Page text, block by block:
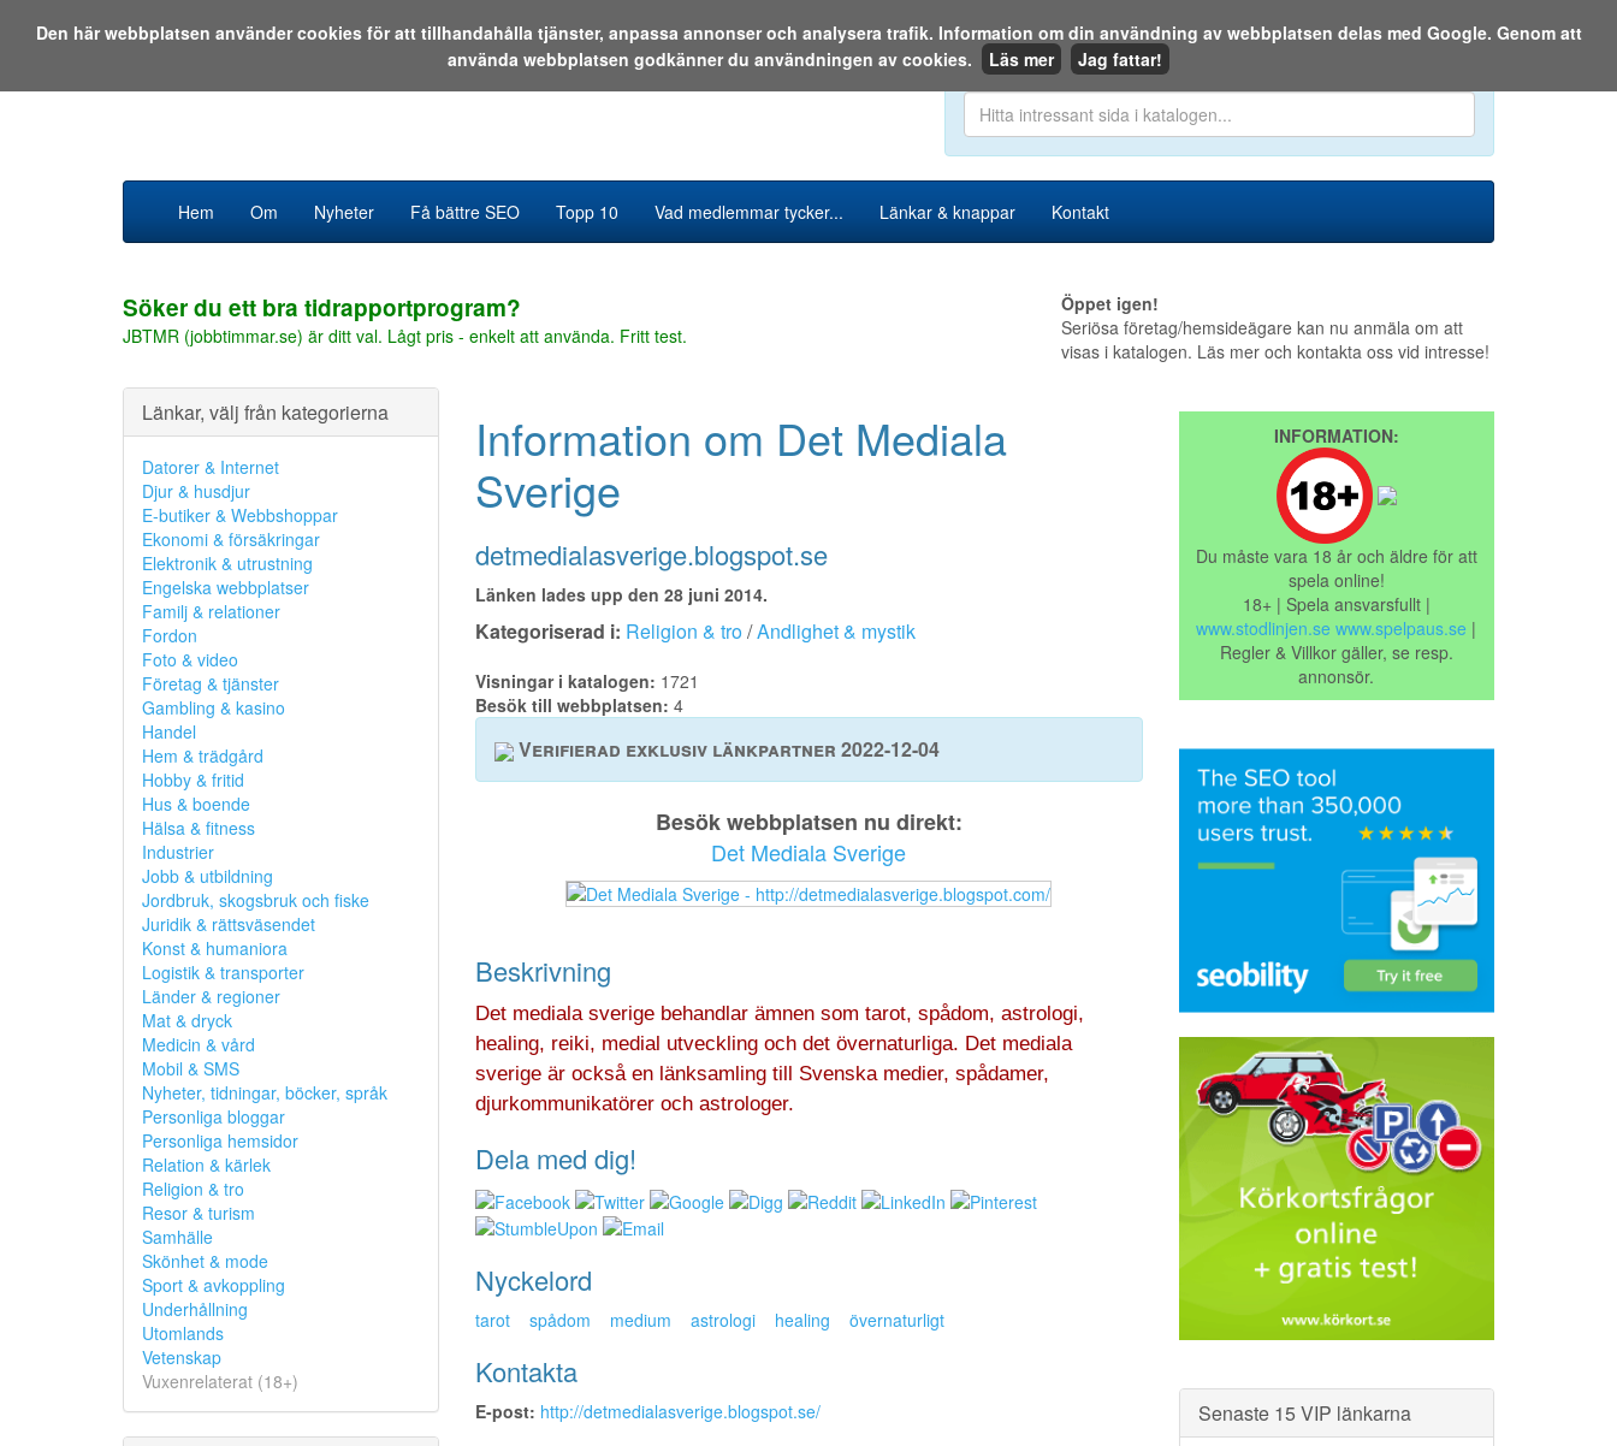
Den 6 augusti 2026
Sök i katalogen eller på webben:
Hem Om Nyheter Få bättre SEO Topp 10 Vad medlemmar tycker... Länkar & knappar Kontakt
Söker du ett bra tidrapportprogram?
JBTMR (jobbtimmar.se) är ditt val. Lågt pris - enkelt att använda. Fritt test.
Öppet igen!
Seriösa företag/hemsideägare kan nu anmäla om att
visas i katalogen. Läs mer och kontakta oss vid intresse!
Länkar, välj från kategorierna
Datorer & Internet
Djur & husdjur
E-butiker & Webbshoppar
Ekonomi & försäkringar
Elektronik & utrustning
Engelska webbplatser
Familj & relationer
Fordon
Foto & video
Företag & tjänster
Gambling & kasino
Handel
Hem & trädgård
Hobby & fritid
Hus & boende
Hälsa & fitness
Industrier
Jobb & utbildning
Jordbruk, skogsbruk och fiske
Juridik & rättsväsendet
Konst & humaniora
Logistik & transporter
Länder & regioner
Mat & dryck
Medicin & vård
Mobil & SMS
Nyheter, tidningar, böcker, språk
Personliga bloggar
Personliga hemsidor
Relation & kärlek
Religion & tro
Resor & turism
Samhälle
Skönhet & mode
Sport & avkoppling
Underhållning
Utomlands
Vetenskap
Vuxenrelaterat (18+)
Information om Det Mediala
Sverige
detmedialasverige.blogspot.se
Länken lades upp den 28 juni 2014.
Kategoriserad i: Religion & tro/Andlighet & mystik
Visningar i katalogen: 1721
Besök till webbplatsen: 4
Verifierad exklusiv länkpartner 2022-12-04
Besök webbplatsen nu direkt:
Det Mediala Sverige
Beskrivning
Det mediala sverige behandlar ämnen som tarot, spådom, astrologi,
healing, reiki, medial utveckling och det övernaturliga. Det mediala
sverige är också en länksamling till Svenska medier, spådamer,
djurkommunikatörer och astrologer.
Dela med dig!
Nyckelord
tarot spådom medium astrologi healing övernaturligt
Kontakta
E-post: http://detmedialasverige.blogspot.se/
INFORMATION:
Du måste vara 18 år och äldre för att
spela online!
18+ | Spela ansvarsfullt |
www.stodlinjen.se www.spelpaus.se |
Regler & Villkor gäller, se resp.
annonsör.
Senaste 15 VIP länkarna
Den här webbplatsen använder cookies för att tillhandahålla tjänster, anpassa annonser och analysera trafik. Information om din användning av webbplatsen delas med Google. Genom att
använda webbplatsen godkänner du användningen av cookies.
Läs mer Jag fattar!